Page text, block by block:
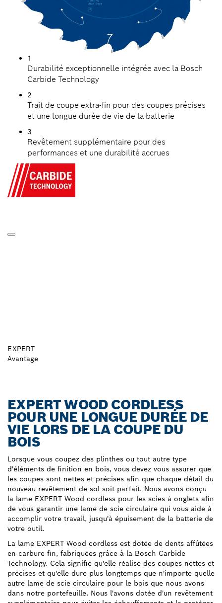
1
Durabilité exceptionnelle intégrée avec la Bosch
Carbide Technology
2
Trait de coupe extra-fin pour des coupes précises
et une longue durée de vie de la batterie
3
Revêtement supplémentaire pour des
performances et une durabilité accrues
EXPERT
Avantage
EXPERT WOOD CORDLESS
POUR UNE LONGUE DURÉE DE
VIE LORS DE LA COUPE DU
BOIS
Lorsque vous coupez des plinthes ou tout autre type
d'éléments de finition en bois, vous devez vous assurer que
les coupes sont nettes et précises afin que chaque détail du
nouveau revêtement de sol soit parfait. Nous avons conçu
la lame EXPERT Wood cordless pour les scies à onglets afin
de vous garantir une lame de scie circulaire qui vous aide à
accomplir votre travail, jusqu'à épuisement de la batterie de
votre outil.
La lame EXPERT Wood cordless est dotée de dents affûtées
en carbure fin, fabriquées grâce à la Bosch Carbide
Technology. Cela signifie qu'elle réalise des coupes nettes et
précises et qu'elle dure plus longtemps que n'importe quelle
autre lame de scie circulaire pour le bois que nous avons
dans notre portefeuille. Nous l'avons dotée d'un revêtement